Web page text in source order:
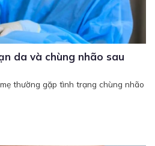
da và chùng nhão sau
thường gặp tình trạng chùng nhão